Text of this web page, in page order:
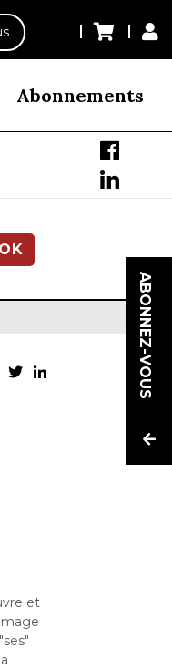
Abonnements
OK
ABONNEZ-VOUS
et